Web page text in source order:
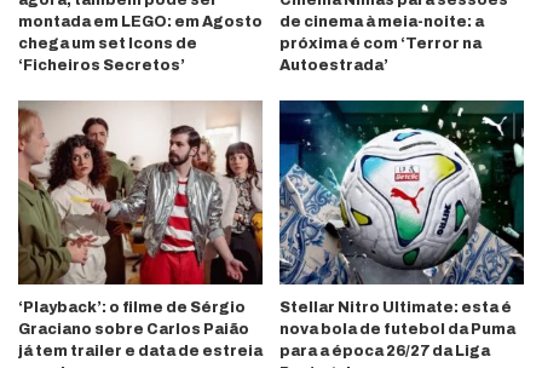
montada em LEGO: em Agosto
chega um set Icons de
‘Ficheiros Secretos’
de cinema à meia-noite: a
próxima é com ‘Terror na
Autoestrada’
‘Playback’: o filme de Sérgio
Graciano sobre Carlos Paião
já tem trailer e data de estreia
Stellar Nitro Ultimate: esta é
nova bola de futebol da Puma
para a época 26/27 da Liga